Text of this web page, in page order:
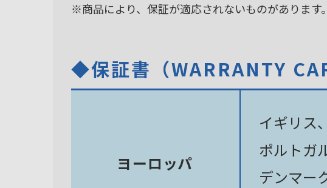
※商品により、保証が適応されないものがあります。
◆保証書（WARRANTY
ヨーロッパ
イギリス
ポルトガ
デンマー